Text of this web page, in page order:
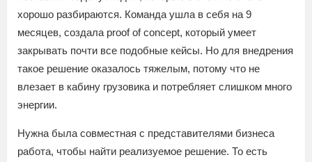
хорошо разбираются. Команда ушла в себя на 9
месяцев, создала proof of concept, который умеет
закрывать почти все подобные кейсы. Но для внедрения
такое решение оказалось тяжелым, потому что не
влезает в кабину грузовика и потребляет слишком много
энергии.
Нужна была совместная с представителями бизнеса
работа, чтобы найти реализуемое решение. То есть